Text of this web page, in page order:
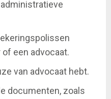
een advocaat.
van advocaat hebt.
documenten, zoals